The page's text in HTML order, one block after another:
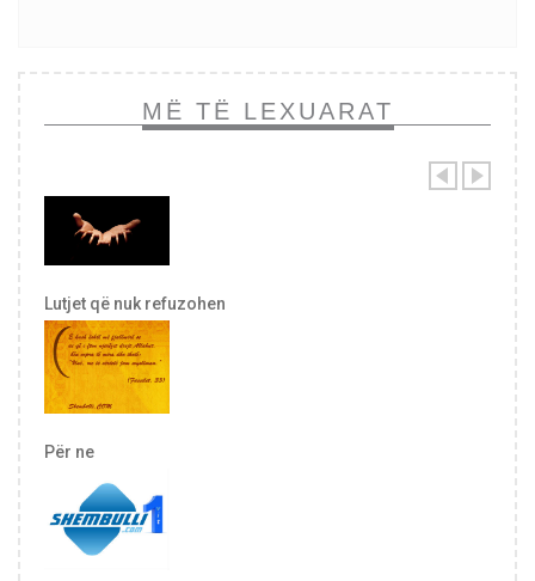
MË TË LEXUARAT
Lutjet që nuk refuzohen
Për ne